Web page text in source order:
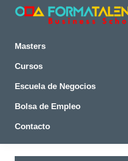
Saltar
Saltar
Saltar
principal
y
Master
en
Madrid
Formatalent
y
en
-
Formatalent
Masters
Cursos
Escuela de Negocios
Bolsa de Empleo
Contacto